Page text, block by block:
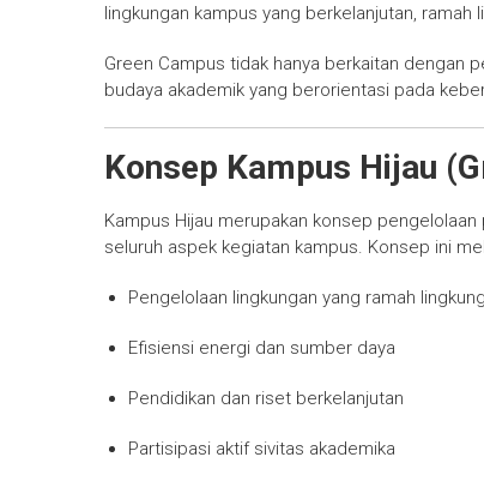
lingkungan kampus yang berkelanjutan,
Green Campus tidak hanya berkaitan dengan
budaya akademik yang berorientasi pada
Konsep Kampus Hijau
Kampus Hijau merupakan konsep
seluruh aspek kegiatan kampus. Konsep ini
Pengelolaan lingkungan yang ramah
Efisiensi energi dan sumber daya
Pendidikan dan riset berkelanjutan
Partisipasi aktif sivitas akademika